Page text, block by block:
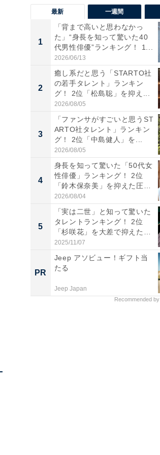
最新 一週間
1
「背まで高いと思わなかっ
た」“身長を知って驚いた40
代男性俳優”ランキング！ 1...
2026/06/13
2
癒し系だと思う「STARTO社
の若手タレント」ランキン
グ！ 2位「松島聡」を抑え...
2026/08/05
3
「ファンサがすごいと思うST
ARTO社タレント」ランキン
グ！ 2位「中島健人」を...
2026/08/05
4
身長を知って驚いた「50代女
性俳優」ランキング！ 2位
「鈴木保奈美」を抑えた圧
倒...
2026/08/04
5
「実は二世」と知って驚いた
タレントランキング！ 2位
「杉咲花」を大差で抑えた1
位...
2025/11/07
PR
Jeep アソビュー！ギフト当
たる
Jeep Japan
Recommended by